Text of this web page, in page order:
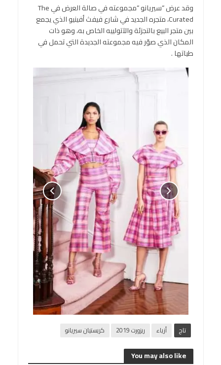
وقد عرض “سيريانو “مجموعته في صالة العرض في The
Curated، متجره الجديد في شارع فيفث أفينيو الذي يجمع
بين متجر البيع بالتجزئة والآتولييه الخاص به، وهو ذات
المكان الذي صوّر فيه مجموعته الجديدة التي تحمل في
طياتها .
تاج أزياء ريزورت 2019 كريستيان سيريانو
You may also like